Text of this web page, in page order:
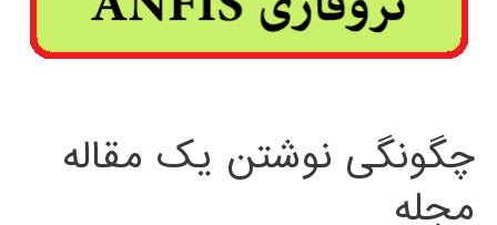
چگونگی نوشتن یک مقاله
مجله